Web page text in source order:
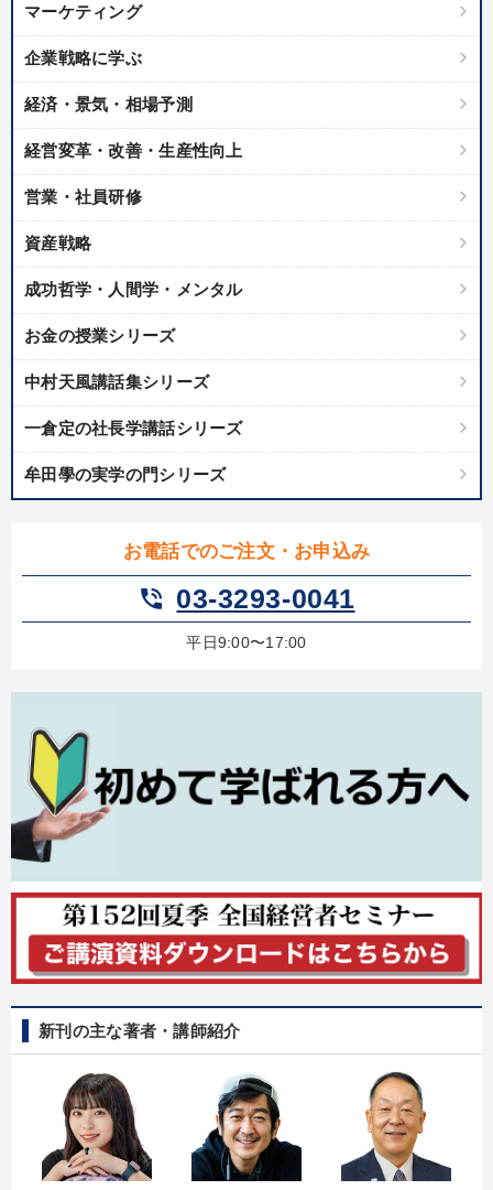
マーケティング
企業戦略に学ぶ
経済・景気・相場予測
経営変革・改善・生産性向上
営業・社員研修
資産戦略
成功哲学・人間学・メンタル
お金の授業シリーズ
中村天風講話集シリーズ
一倉定の社長学講話シリーズ
牟田學の実学の門シリーズ
お電話でのご注文・お申込み
phone_in_talk 03-3293-0041
平日9:00〜17:00
新刊の主な著者・講師紹介